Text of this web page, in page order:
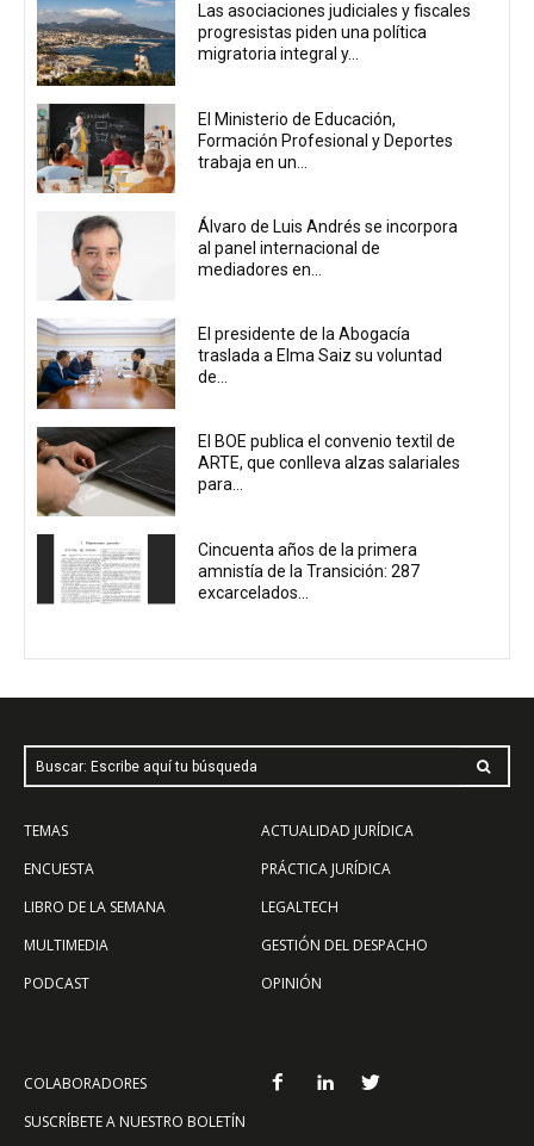
Las asociaciones judiciales y fiscales
progresistas piden una política
migratoria integral y...
El Ministerio de Educación,
Formación Profesional y Deportes
trabaja en un...
Álvaro de Luis Andrés se incorpora
al panel internacional de
mediadores en...
El presidente de la Abogacía
traslada a Elma Saiz su voluntad
de...
El BOE publica el convenio textil de
ARTE, que conlleva alzas salariales
para...
Cincuenta años de la primera
amnistía de la Transición: 287
excarcelados...
Buscar: Escribe aquí tu búsqueda
TEMAS
ENCUESTA
LIBRO DE LA SEMANA
MULTIMEDIA
PODCAST
ACTUALIDAD JURÍDICA
PRÁCTICA JURÍDICA
LEGALTECH
GESTIÓN DEL DESPACHO
OPINIÓN
COLABORADORES
SUSCRÍBETE A NUESTRO BOLETÍN